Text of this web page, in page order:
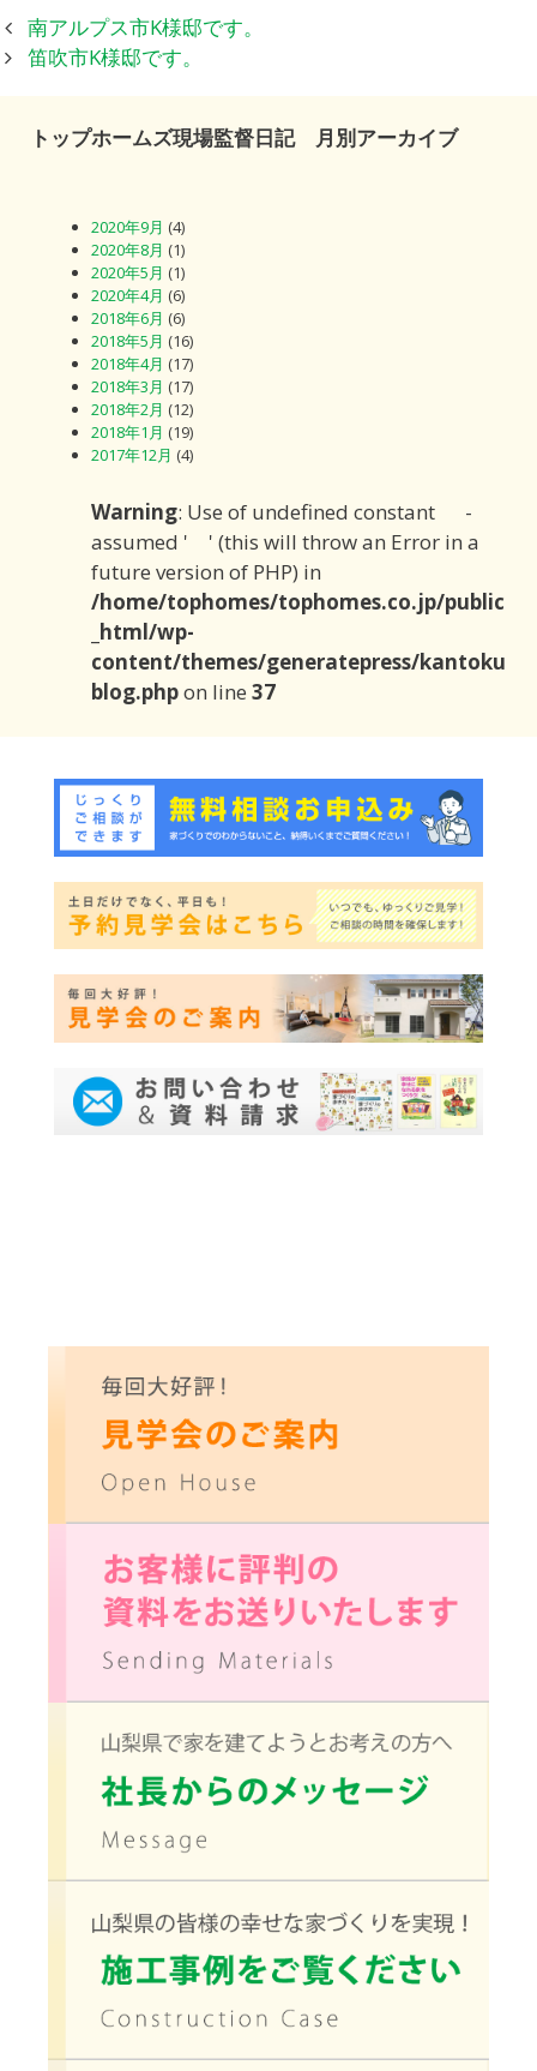
投
稿
南アルプス市K様邸です。
笛吹市K様邸です。
トップホームズ現場監督日記 月別アーカイブ
2020年9月 (4)
2020年8月 (1)
2020年5月 (1)
2020年4月 (6)
2018年6月 (6)
2018年5月 (16)
2018年4月 (17)
2018年3月 (17)
2018年2月 (12)
2018年1月 (19)
2017年12月 (4)
Warning: Use of undefined constant -
assumed ' ' (this will throw an Error in a
future version of PHP) in
/home/tophomes/tophomes.co.jp/public
_html/wp-
content/themes/generatepress/kantoku
blog.phpon line 37